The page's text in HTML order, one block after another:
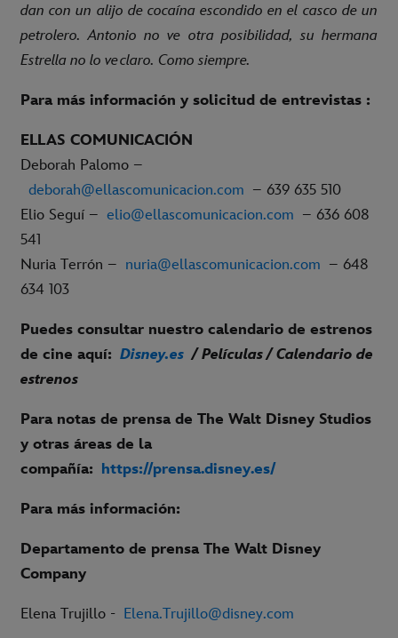
dan con un alijo de cocaína escondido en el casco de un
petrolero. Antonio no ve otra posibilidad, su hermana
Estrella no lo ve claro. Como siempre.
Para más información y solicitud de entrevistas :
ELLAS COMUNICACIÓN
Deborah Palomo –
deborah@ellascomunicacion.com – 639 635 510
Elio Seguí – elio@ellascomunicacion.com – 636 608
541
Nuria Terrón – nuria@ellascomunicacion.com – 648
634 103
Puedes consultar nuestro calendario de estrenos
de cine aquí: Disney.es / Películas / Calendario de
estrenos
Para notas de prensa de The Walt Disney Studios
y otras áreas de la
compañía: https://prensa.disney.es/
Para más información:
Departamento de prensa The Walt Disney
Company
Elena Trujillo - Elena.Trujillo@disney.com